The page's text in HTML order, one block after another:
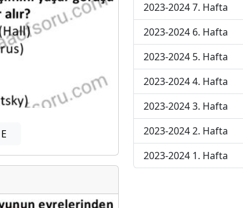
E
2023-2024 7. Hafta
2023-2024 6. Hafta
2023-2024 5. Hafta
2023-2024 4. Hafta
2023-2024 3. Hafta
2023-2024 2. Hafta
2023-2024 1. Hafta